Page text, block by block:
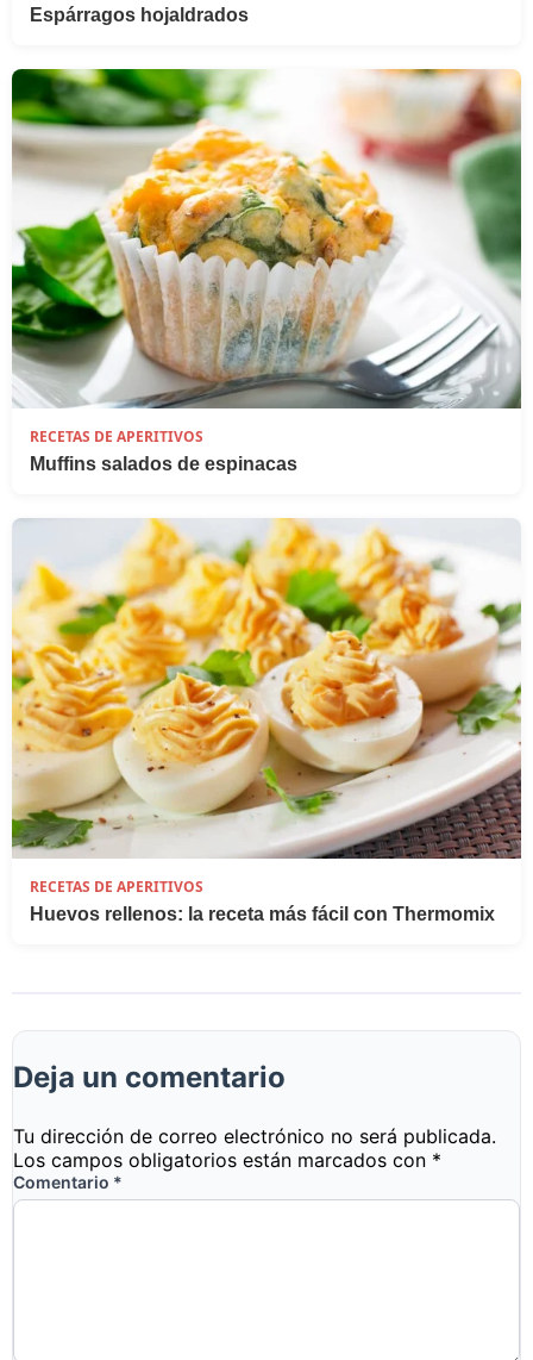
Espárragos hojaldrados
RECETAS DE APERITIVOS
Muffins salados de espinacas
RECETAS DE APERITIVOS
Huevos rellenos: la receta más fácil con Thermomix
Deja un comentario
Tu dirección de correo electrónico no será publicada.
Los campos obligatorios están marcados con *
Comentario *